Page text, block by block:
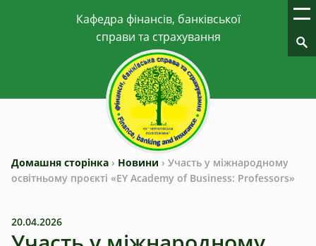
Домашня сторінка › Новини › Участь у міжнародному
освітньому проєкті «EY Academy of Business: Professors»
20.04.2026